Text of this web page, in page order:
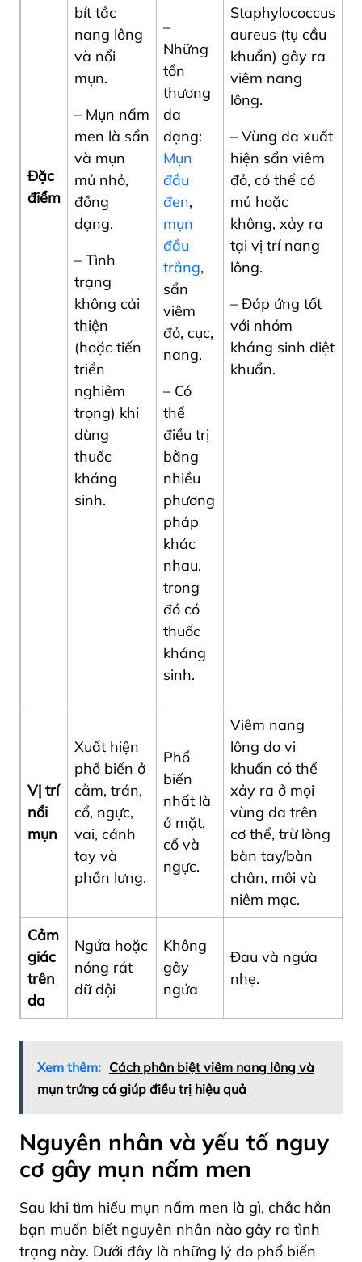
Đặc
điểm
bít tắc
nang lông
và nổi
mụn.
– Mụn nấm
men là sẩn
và mụn
mủ nhỏ,
đồng
dạng.
– Tình
trạng
không cải
thiện
(hoặc tiến
triển
nghiêm
trọng) khi
dùng
thuốc
kháng
sinh.
–
Những
tổn
thương
da
dạng:
Mụn
đầu
đen,
mụn
đầu
trắng,
sẩn
viêm
đỏ, cục,
nang.
– Có
thể
điều trị
bằng
nhiều
phương
pháp
khác
nhau,
trong
đó có
thuốc
kháng
sinh.
Staphylococcus
aureus (tụ cầu
khuẩn) gây ra
viêm nang
lông.
– Vùng da xuất
hiện sẩn viêm
đỏ, có thể có
mủ hoặc
không, xảy ra
tại vị trí nang
lông.
– Đáp ứng tốt
với nhóm
kháng sinh diệt
khuẩn.
Vị trí
nổi
mụn
Xuất hiện
phổ biến ở
cằm, trán,
cổ, ngực,
vai, cánh
tay và
phần lưng.
Phổ
biến
nhất là
ở mặt,
cổ và
ngực.
Viêm nang
lông do vi
khuẩn có thể
xảy ra ở mọi
vùng da trên
cơ thể, trừ lòng
bàn tay/bàn
chân, môi và
niêm mạc.
Cảm
giác
trên
da
Ngứa hoặc
nóng rát
dữ dội
Không
gây
ngứa
Đau và ngứa
nhẹ.
Xem thêm: Cách phân biệt viêm nang lông và
mụn trứng cá giúp điều trị hiệu quả
Nguyên nhân và yếu tố nguy
cơ gây mụn nấm men
Sau khi tìm hiểu mụn nấm men là gì, chắc hẳn
bạn muốn biết nguyên nhân nào gây ra tình
trạng này. Dưới đây là những lý do phổ biến